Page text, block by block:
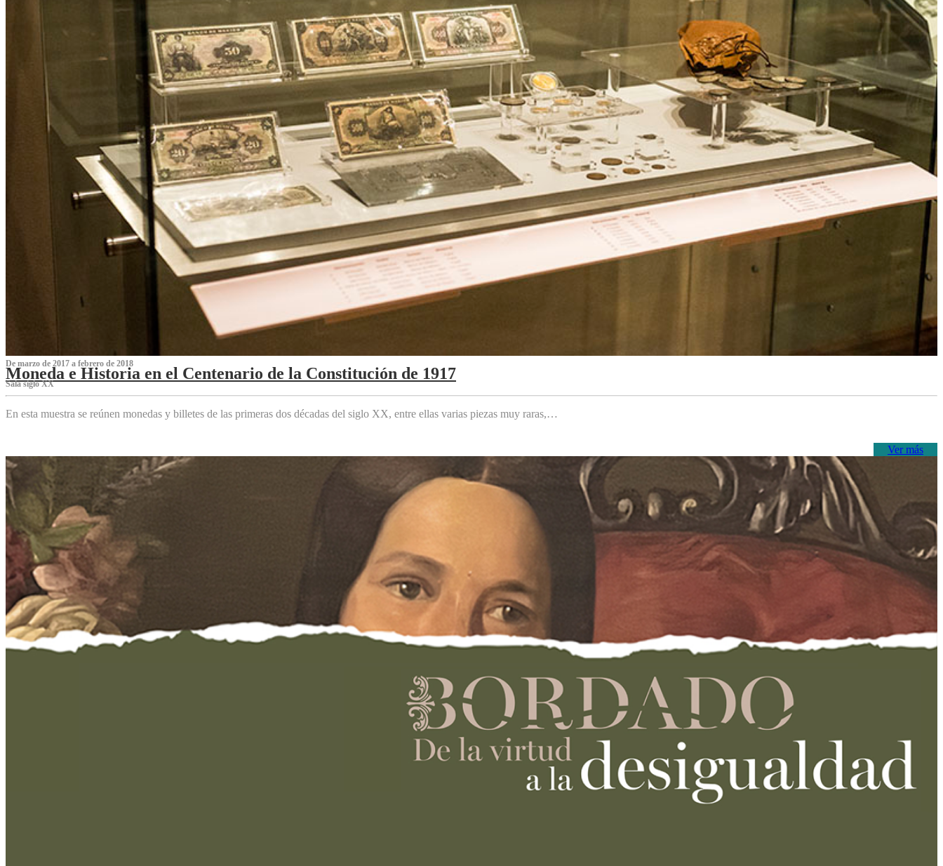
De marzo de 2017 a febrero de 2018
Moneda e Historia en el Centenario de la Constitución de 1917
Sala siglo XX
En esta muestra se reúnen monedas y billetes de las primeras dos décadas del siglo XX, entre ellas varias piezas muy raras,…
Ver más